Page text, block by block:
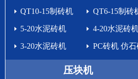
QT10-15制砖机 QT6-15制砖
5-20水泥砖机 4-20水泥砖
3-20水泥砖机 PC砖机 仿石
生产设备
压块机